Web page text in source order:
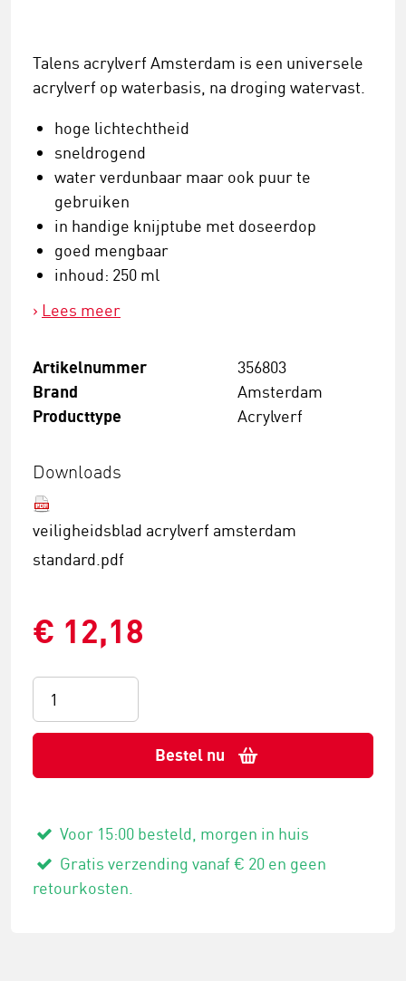
Talens acrylverf Amsterdam is een universele
acrylverf op waterbasis, na droging watervast.
hoge lichtechtheid
sneldrogend
water verdunbaar maar ook puur te
gebruiken
in handige knijptube met doseerdop
goed mengbaar
inhoud: 250 ml
Lees meer
Artikelnummer 356803
Brand Amsterdam
Producttype Acrylverf
Downloads
veiligheidsblad acrylverf amsterdam
standard.pdf
€ 12,18
Bestel nu
Voor 15:00 besteld, morgen in huis
Gratis verzending vanaf € 20 en geen
retourkosten.